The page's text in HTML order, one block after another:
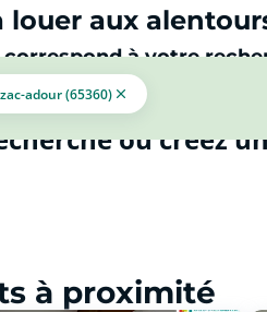
aux
à votre
adour (65360)
ou créez
à proximité